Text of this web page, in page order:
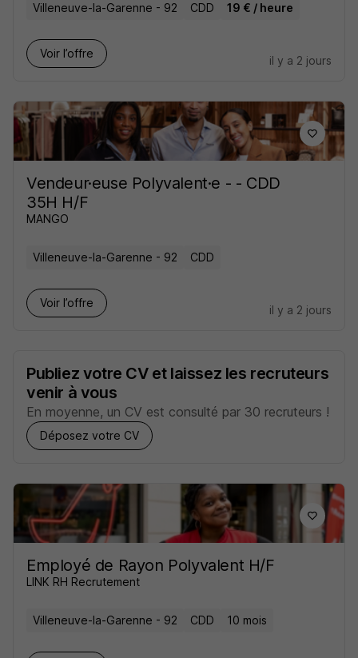
Villeneuve-la-Garenne - 92 CDD 19 € / heure
Voir l’offre
il y a 2 jours
Vendeur·euse Polyvalent·e - - CDD
35H H/F
MANGO
Villeneuve-la-Garenne - 92 CDD
Voir l’offre
il y a 2 jours
Publiez votre CV et laissez les recruteurs
venir à vous
En moyenne, un CV est consulté par 30 recruteurs !
Déposez votre CV
Employé de Rayon Polyvalent H/F
LINK RH Recrutement
Villeneuve-la-Garenne - 92 CDD 10 mois